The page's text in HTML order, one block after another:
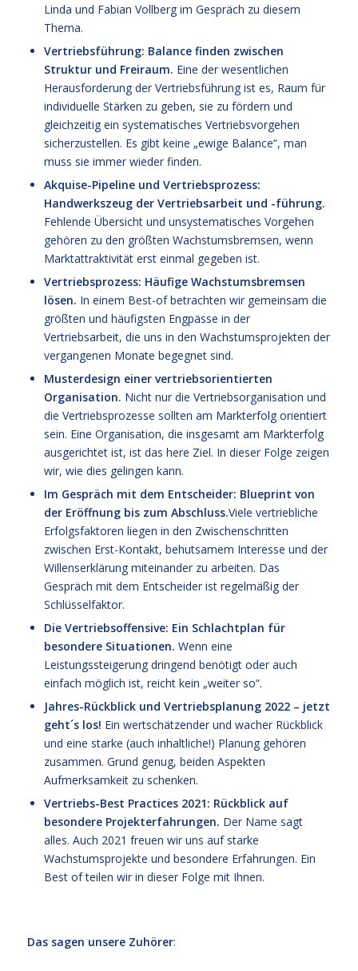
Linda und Fabian Vollberg im Gespräch zu diesem
Thema.
Vertriebsführung: Balance finden zwischen
Struktur und Freiraum. Eine der wesentlichen
Herausforderung der Vertriebsführung ist es, Raum für
individuelle Stärken zu geben, sie zu fördern und
gleichzeitig ein systematisches Vertriebsvorgehen
sicherzustellen. Es gibt keine „ewige Balance“, man
muss sie immer wieder finden.
Akquise-Pipeline und Vertriebsprozess:
Handwerkszeug der Vertriebsarbeit und -führung.
Fehlende Übersicht und unsystematisches Vorgehen
gehören zu den größten Wachstumsbremsen, wenn
Marktattraktivität erst einmal gegeben ist.
Vertriebsprozess: Häufige Wachstumsbremsen
lösen. In einem Best-of betrachten wir gemeinsam die
größten und häufigsten Engpässe in der
Vertriebsarbeit, die uns in den Wachstumsprojekten der
vergangenen Monate begegnet sind.
Musterdesign einer vertriebsorientierten
Organisation. Nicht nur die Vertriebsorganisation und
die Vertriebsprozesse sollten am Markterfolg orientiert
sein. Eine Organisation, die insgesamt am Markterfolg
ausgerichtet ist, ist das here Ziel. In dieser Folge zeigen
wir, wie dies gelingen kann.
Im Gespräch mit dem Entscheider: Blueprint von
der Eröffnung bis zum Abschluss.Viele vertriebliche
Erfolgsfaktoren liegen in den Zwischenschritten
zwischen Erst-Kontakt, behutsamem Interesse und der
Willenserklärung miteinander zu arbeiten. Das
Gespräch mit dem Entscheider ist regelmäßig der
Schlüsselfaktor.
Die Vertriebsoffensive: Ein Schlachtplan für
besondere Situationen. Wenn eine
Leistungssteigerung dringend benötigt oder auch
einfach möglich ist, reicht kein „weiter so“.
Jahres-Rückblick und Vertriebsplanung 2022 – jetzt
geht´s los! Ein wertschätzender und wacher Rückblick
und eine starke (auch inhaltliche!) Planung gehören
zusammen. Grund genug, beiden Aspekten
Aufmerksamkeit zu schenken.
Vertriebs-Best Practices 2021: Rückblick auf
besondere Projekterfahrungen. Der Name sagt
alles. Auch 2021 freuen wir uns auf starke
Wachstumsprojekte und besondere Erfahrungen. Ein
Best of teilen wir in dieser Folge mit Ihnen.
Das sagen unsere Zuhörer: